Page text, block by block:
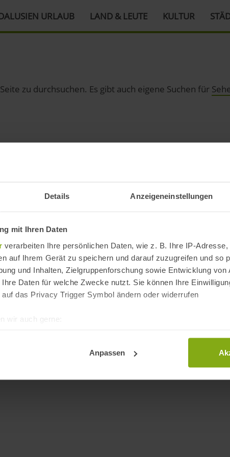
Details Anzeigeneinstellungen
mit Ihren Daten
verarbeiten Ihre persönlichen Daten, wie z. B. Ihre IP-
auf Ihrem Gerät zu speichern und darauf zuzugreifen und so
und Inhalten, Zielgruppenforschung sowie Entwicklung von
Daten für welche Zwecke nutzt. Sie können Ihre
das Privacy Trigger Symbol ändern oder widerrufen
wir auch gerne:
Ihre persönlichen Daten verarbeitet werden, und legen Sie
Anpassen
URLAUB LAND & LEUTE KULTUR
zu durchsuchen. Es gibt auch eigene Suchen für
meiner ersten Reise
und weiteren
Infos zu Städten,
Kultur uvm.
du unter 'Über mich'.
Über